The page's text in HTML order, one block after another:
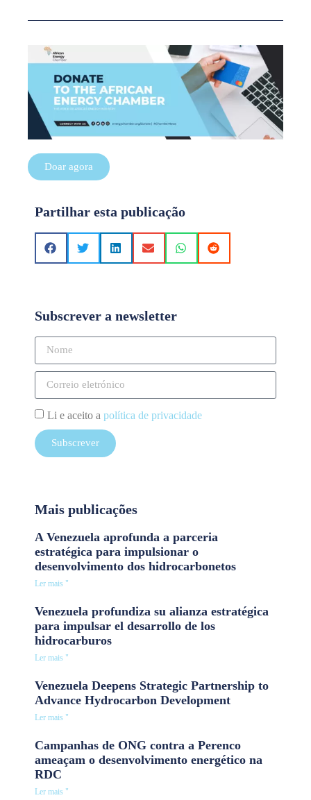
Doar agora
Partilhar esta publicação
Subscrever a newsletter
Li e aceito a política de privacidade
Subscrever
Mais publicações
A Venezuela aprofunda a parceria
estratégica para impulsionar o
desenvolvimento dos hidrocarbonetos
Ler mais "
Venezuela profundiza su alianza estratégica
para impulsar el desarrollo de los
hidrocarburos
Ler mais "
Venezuela Deepens Strategic Partnership to
Advance Hydrocarbon Development
Ler mais "
Campanhas de ONG contra a Perenco
ameaçam o desenvolvimento energético na
RDC
Ler mais "